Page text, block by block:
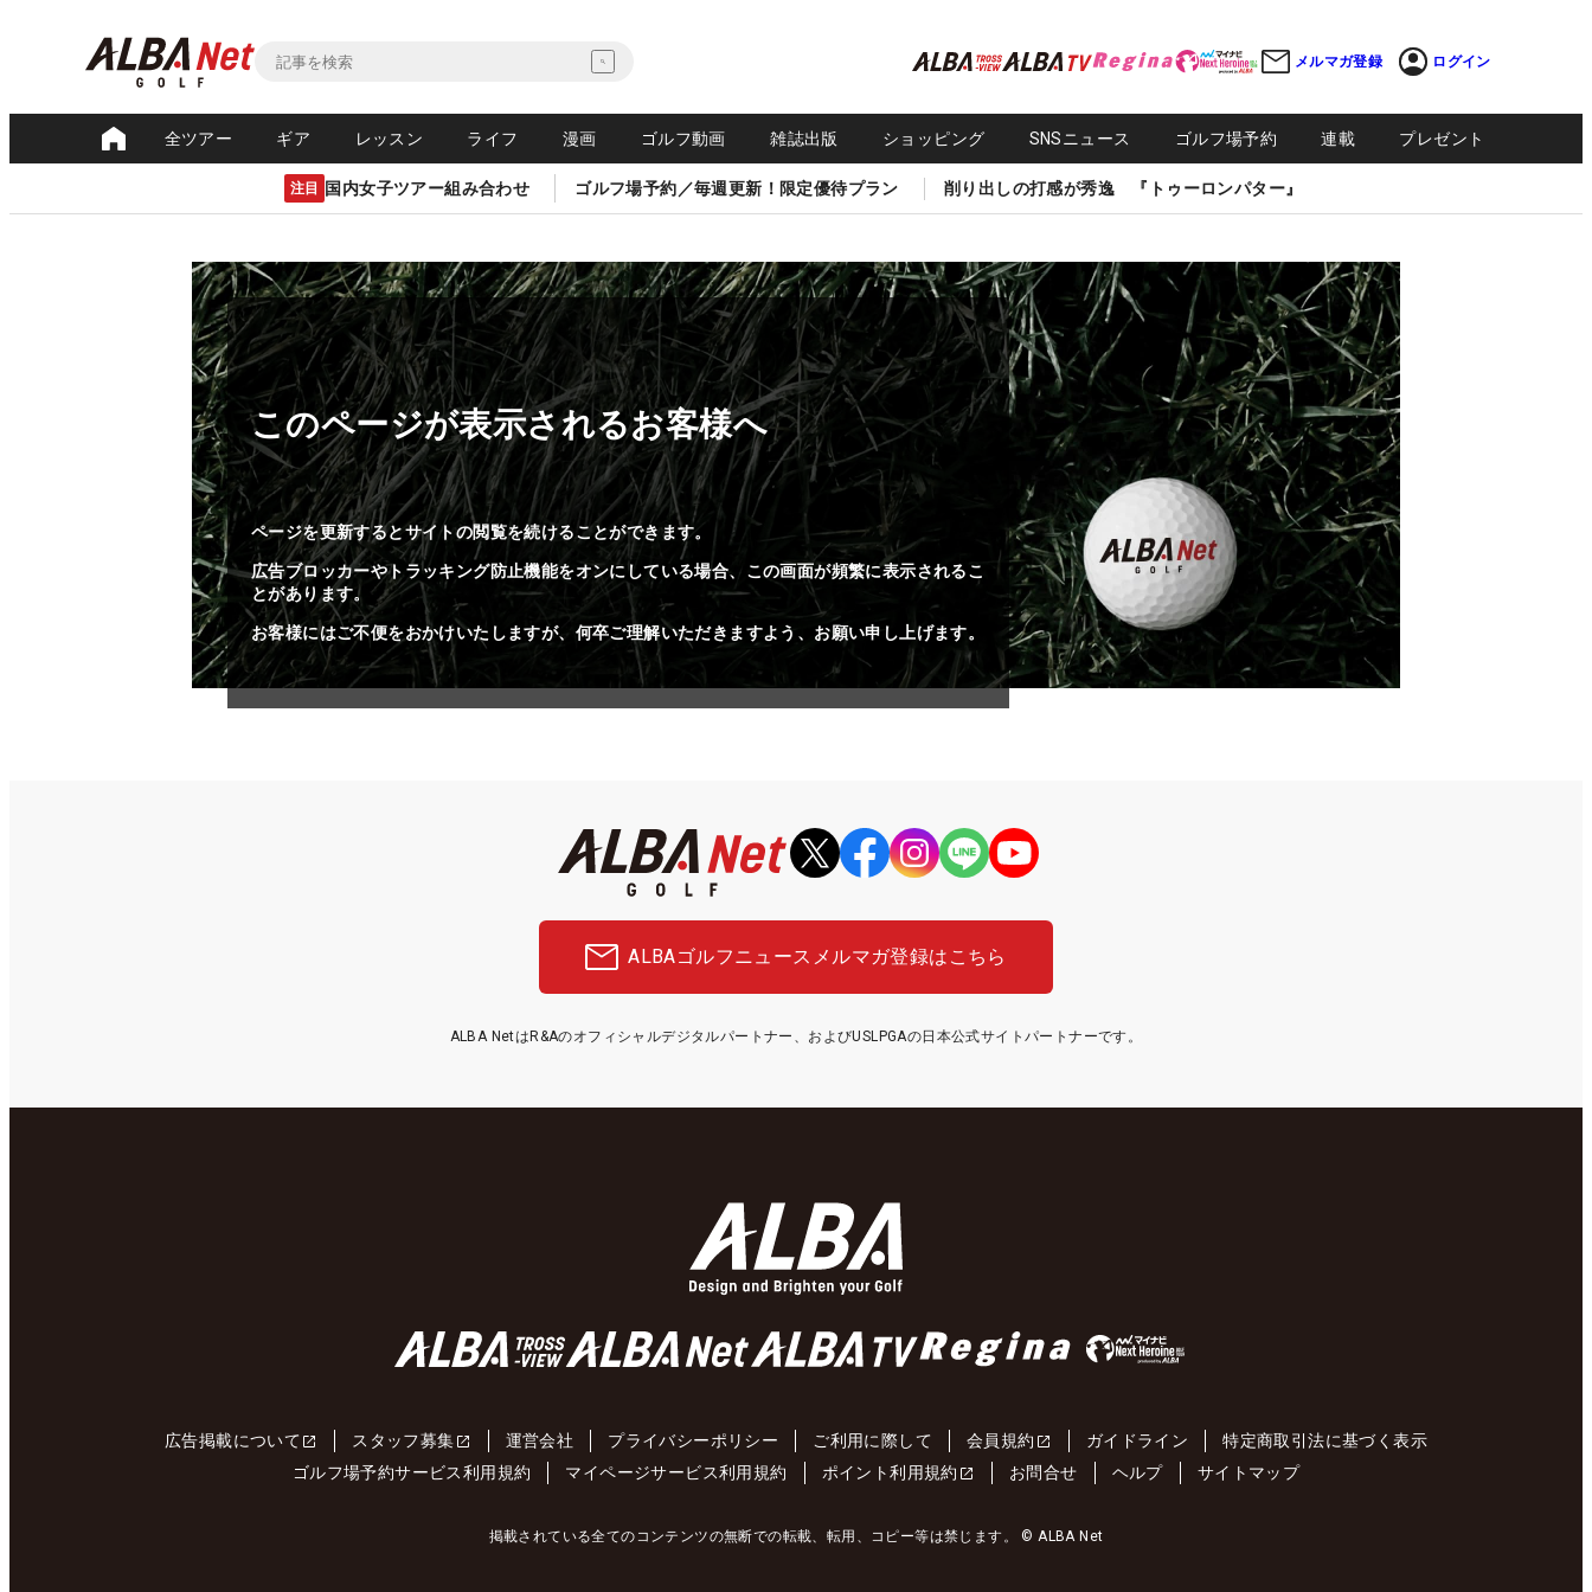
メルマガ登録 ログイン
全ツアー ギア レッスン ライフ 漫画 ゴルフ動画 雑誌出版 ショッピング SNSニュース ゴルフ場予約 連載 プレゼント
注目 国内女子ツアー組み合わせ ゴルフ場予約／毎週更新！限定優待プラン 削り出しの打感が秀逸 『トゥーロンパター』
このページが表示されるお客様へ
ページを更新するとサイトの閲覧を続けることができます。
広告ブロッカーやトラッキング防止機能をオンにしている場合、この画面が頻繁に表示されるこ
とがあります。
お客様にはご不便をおかけいたしますが、何卒ご理解いただきますよう、お願い申し上げます。
ALBAゴルフニュース メルマガ登録はこちら
ALBA NetはR&Aのオフィシャルデジタルパートナー、およびUSLPGAの日本公式サイトパートナーです。
広告掲載について スタッフ募集 運営会社 プライバシーポリシー ご利用に際して 会員規約 ガイドライン
特定商取引法に基づく表示
ゴルフ場予約サービス利用規約
マイページサービス利用規約 ポイント利用規約 お問合せ ヘルプ サイトマップ
掲載されている全てのコンテンツの無断での転載、転用、コピー等は禁じます。 © ALBA Net